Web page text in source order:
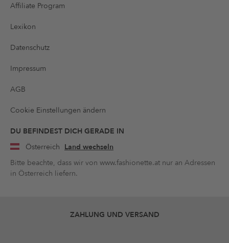
Affiliate Program
Lexikon
Datenschutz
Impressum
AGB
Cookie Einstellungen ändern
DU BEFINDEST DICH GERADE IN
Österreich Land wechseln
Bitte beachte, dass wir von www.fashionette.at nur an Adressen
in Österreich liefern.
ZAHLUNG UND VERSAND